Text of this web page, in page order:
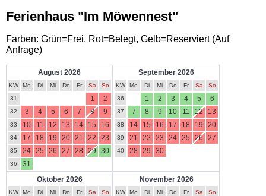
Ferienhaus "Im Möwennest"
Farben: Grün=Frei, Rot=Belegt, Gelb=Reserviert (Auf
Anfrage)
August 2026
KW Mo Di Mi Do Fr Sa
So
31
1 2
32 3 4 5 6 7 8 9
33 10 11 12 13 14 15 16
34 17 18 19 20 21 22 23
35 24 25 26 27 28 29 30
36 31
September 2026
KW Mo Di Mi Do Fr Sa
So
36
1 2 3 4 5 6
37 7 8 9 10 11 12 13
38 14 15 16 17 18 19 20
39 21 22 23 24 25 26 27
40 28 29 30
Oktober 2026
KW Mo Di Mi Do Fr Sa
So
November 2026
KW Mo Di Mi Do Fr Sa
So